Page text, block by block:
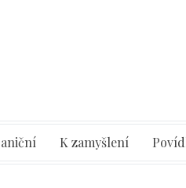
K zamyšlení